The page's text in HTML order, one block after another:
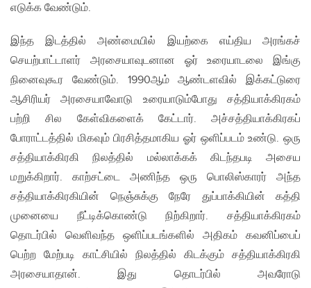
எடுக்க வேண்டும்.
இந்த இடத்தில் அண்மையில் இயற்கை எய்திய அரங்கச்
செயற்பாட்டாளர் அரசையாவுடனான ஓர் உரையாடலை இங்கு
நினைவுகூர வேண்டும். 1990ஆம் ஆண்டளவில் இக்கட்டுரை
ஆசிரியர் அரசையாவோடு உரையாடும்போது சத்தியாக்கிரகம்
பற்றி சில கேள்விகளைக் கேட்டார். அச்சத்தியாக்கிரகப்
போராட்டத்தில் மிகவும் பிரசித்தமாகிய ஓர் ஒளிப்படம் உண்டு. ஒரு
சத்தியாக்கிரகி நிலத்தில் மல்லாக்கக் கிடந்தபடி அசைய
மறுக்கிறார். காற்சட்டை அணிந்த ஒரு பொலிஸ்காரர் அந்த
சத்தியாக்கிரகியின் நெஞ்சுக்கு நேரே துப்பாக்கியின் கத்தி
முனையை நீட்டிக்கொண்டு நிற்கிறார். சத்தியாக்கிரகம்
தொடர்பில் வெளிவந்த ஒளிப்படங்களில் அதிகம் கவனிப்பைப்
பெற்ற மேற்படி காட்சியில் நிலத்தில் கிடக்கும் சத்தியாக்கிரகி
அரசையாதான். இது தொடர்பில் அவரோடு